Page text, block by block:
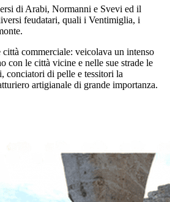
di Arabi, Normanni e Svevi ed il
feudatari, quali i Ventimiglia, i
commerciale: veicolava un intenso
con le città vicine e nelle sue strade le
conciatori di pelle e tessitori la
artigianale di grande importanza.